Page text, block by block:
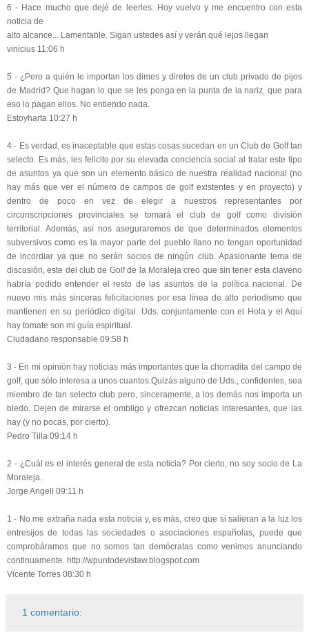
6 - Hace mucho que dejé de leerles. Hoy vuelvo y me encuentro con esta
noticia de
alto alcance... Lamentable. Sigan ustedes así y verán qué lejos llegan
vinicius 11:06 h
5 - ¿Pero a quién le importan los dimes y diretes de un club privado de pijos
de Madrid? Que hagan lo que se les ponga en la punta de la nariz, que para
eso lo pagan ellos. No entiendo nada.
Estoyharta 10:27 h
4 - Es verdad, es inaceptable que estas cosas sucedan en un Club de Golf tan
selecto. Es más, les felicito por su elevada conciencia social al tratar este tipo
de asuntos ya que son un elemento básico de nuestra realidad nacional (no
hay más que ver el número de campos de golf existentes y en proyecto) y
dentro de poco en vez de elegir a nuestros representantes por
circunscripciones provinciales se tomará el club de golf como división
territorial. Además, así nos aseguraremos de que determinados elementos
subversivos como es la mayor parte del pueblo llano no tengan oportunidad
de incordiar ya que no serán socios de ningún club. Apasionante tema de
discusión, este del club de Golf de la Moraleja creo que sin tener esta claveno
habría podido entender el resto de las asuntos de la política nacional. De
nuevo mis más sinceras felicitaciones por esa línea de alto periodismo que
mantienen en su periódico digital. Uds. conjuntamente con el Hola y el Aquí
hay tomate son mi guía espiritual.
Ciudadano responsable 09:58 h
3 - En mi opinión hay noticias más importantes que la chorradita del campo de
golf, que sólo interesa a unos cuantos.Quizás alguno de Uds., confidentes, sea
miembro de tan selecto club pero, sinceramente, a los demás nos importa un
bledo. Dejen de mirarse el ombligo y ofrezcan noticias interesantes, que las
hay (y no pocas, por cierto).
Pedro Tilla 09:14 h
2 - ¿Cuál es el interés general de esta noticia? Por cierto, no soy socio de La
Moraleja.
Jorge Angell 09:11 h
1 - No me extraña nada esta noticia y, es más, creo que si salieran a la luz los
entresijos de todas las sociedades o asociaciones españolas, puede que
comprobáramos que no somos tan demócratas como venimos anunciando
continuamente. http://wpuntodevistaw.blogspot.com
Vicente Torres 08:30 h
1 comentario: